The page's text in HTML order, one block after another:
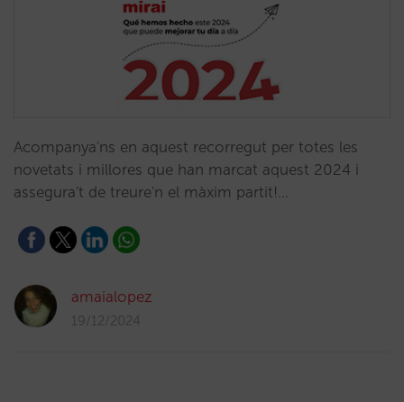
Acompanya'ns en aquest recorregut per totes les
novetats i millores que han marcat aquest 2024 i
assegura't de treure'n el màxim partit!…
amaialopez
19/12/2024